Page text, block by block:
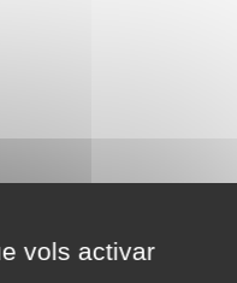
vols activar